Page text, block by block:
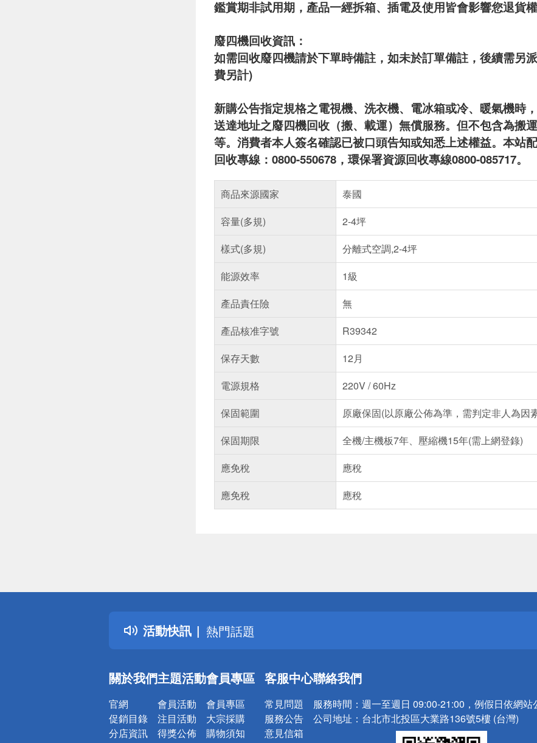
鑑賞期非試用期，產品一經拆箱、插電及使用皆會影響您退貨權
廢四機回收資訊：
如需回收廢四機請於下單時備註，如未於訂單備註，後續需另
費另計)
新購公告指定規格之電視機、洗衣機、電冰箱或冷、暖氣機時
送達地址之廢四機回收（搬、載運）無償服務。但不包含為搬
等。消費者本人簽名確認已被口頭告知或知悉上述權益。本站
回收專線：0800-550678，環保署資源回收專線0800-085717。
商品來源國家
泰國
容量(多規)
2-4坪
樣式(多規)
分離式空調,2-4坪
能源效率
1級
產品責任險
無
產品核准字號
R39342
保存天數
12月
電源規格
220V / 60Hz
保固範圍
原廠保固(以原廠公佈為準，需判定非人為因
保固期限
全機/主機板7年、壓縮機15年(需上網登錄)
應免稅
應稅
應免稅
應稅
活動快訊
詐騙網頁！請小心！
得獎公告
熱門話題
銀行優惠
詐騙網頁！請小心！
關於我們
官網
促銷目錄
分店資訊
主題活動
會員活動
注目活動
得獎公佈
會員專區
會員專區
大宗採購
購物須知
客服中心
常見問題
服務公告
意見信箱
聯絡我們
服務時間： 週一至週日 09:00-21:00，例假日依網站
公司地址： 台北市北投區大業路136號5樓 (台灣)